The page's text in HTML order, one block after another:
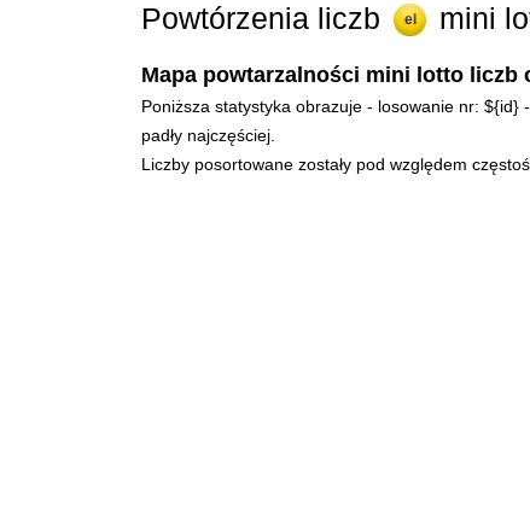
Powtórzenia liczb el mini
Mapa powtarzalności mini lotto liczb
Poniższa statystyka obrazuje - losowanie nr: ${id}
padły najczęściej.
Liczby posortowane zostały pod względem